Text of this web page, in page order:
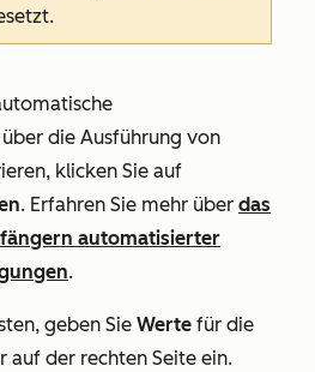
die Ausführung von
klicken Sie auf
. Erfahren Sie mehr über das
automatisierter
.
geben Sie Werte für die
auf der rechten Seite ein.